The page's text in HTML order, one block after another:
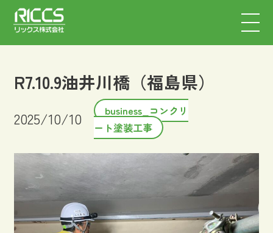
R7.10.9油井川橋（福島県）
2025/10/10
business_コンクリ
ート塗装工事